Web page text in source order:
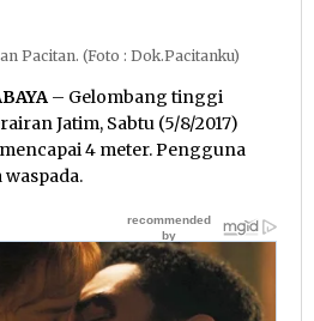
Pacitan. (Foto : Dok.Pacitanku)
– Gelombang tinggi
Jatim, Sabtu (5/8/2017)
4 meter. Pengguna